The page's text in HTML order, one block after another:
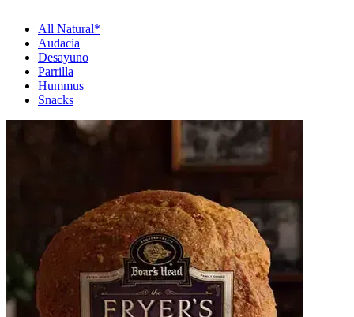
All Natural*
Audacia
Desayuno
Parrilla
Hummus
Snacks